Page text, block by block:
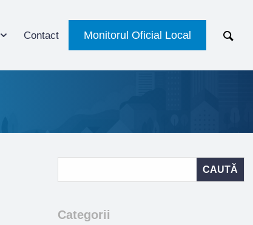
Contact Monitorul Oficial Local
Categorii